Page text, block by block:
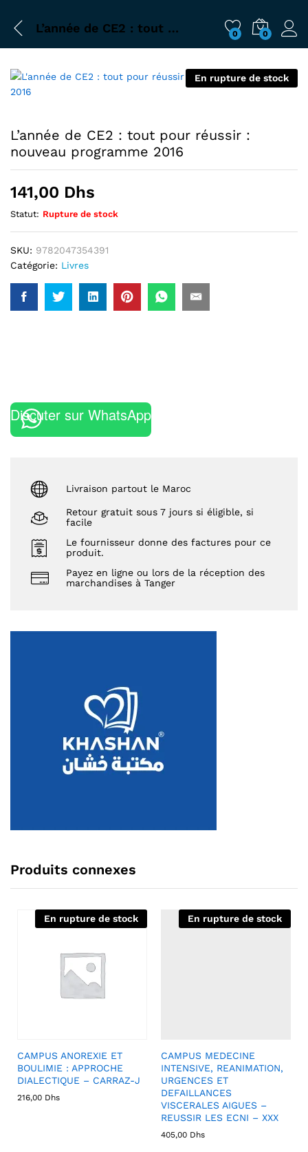
L’année de CE2 : tout pour réussir : nouveau programme 2016 0 0
En rupture de stock
L’année de CE2 : tout pour réussir :
nouveau programme 2016
141,00 Dhs
Statut: Rupture de stock
SKU: 9782047354391
Catégorie: Livres
Discuter sur WhatsApp
Livraison partout le Maroc
Retour gratuit sous 7 jours si éligible, si
facile
Le fournisseur donne des factures pour ce
produit.
Payez en ligne ou lors de la réception des
marchandises à Tanger
Produits connexes
En rupture de stock
CAMPUS ANOREXIE ET
BOULIMIE : APPROCHE
DIALECTIQUE – CARRAZ-J
216,00 Dhs
En rupture de stock
CAMPUS MEDECINE
INTENSIVE, REANIMATION,
URGENCES ET
DEFAILLANCES
VISCERALES AIGUES –
REUSSIR LES ECNI – XXX
405,00 Dhs